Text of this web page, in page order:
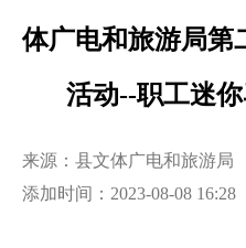
体广电和旅游局第
活动--职工迷
来源：县文体广电和旅游局
添加时间：2023-08-08 16:28